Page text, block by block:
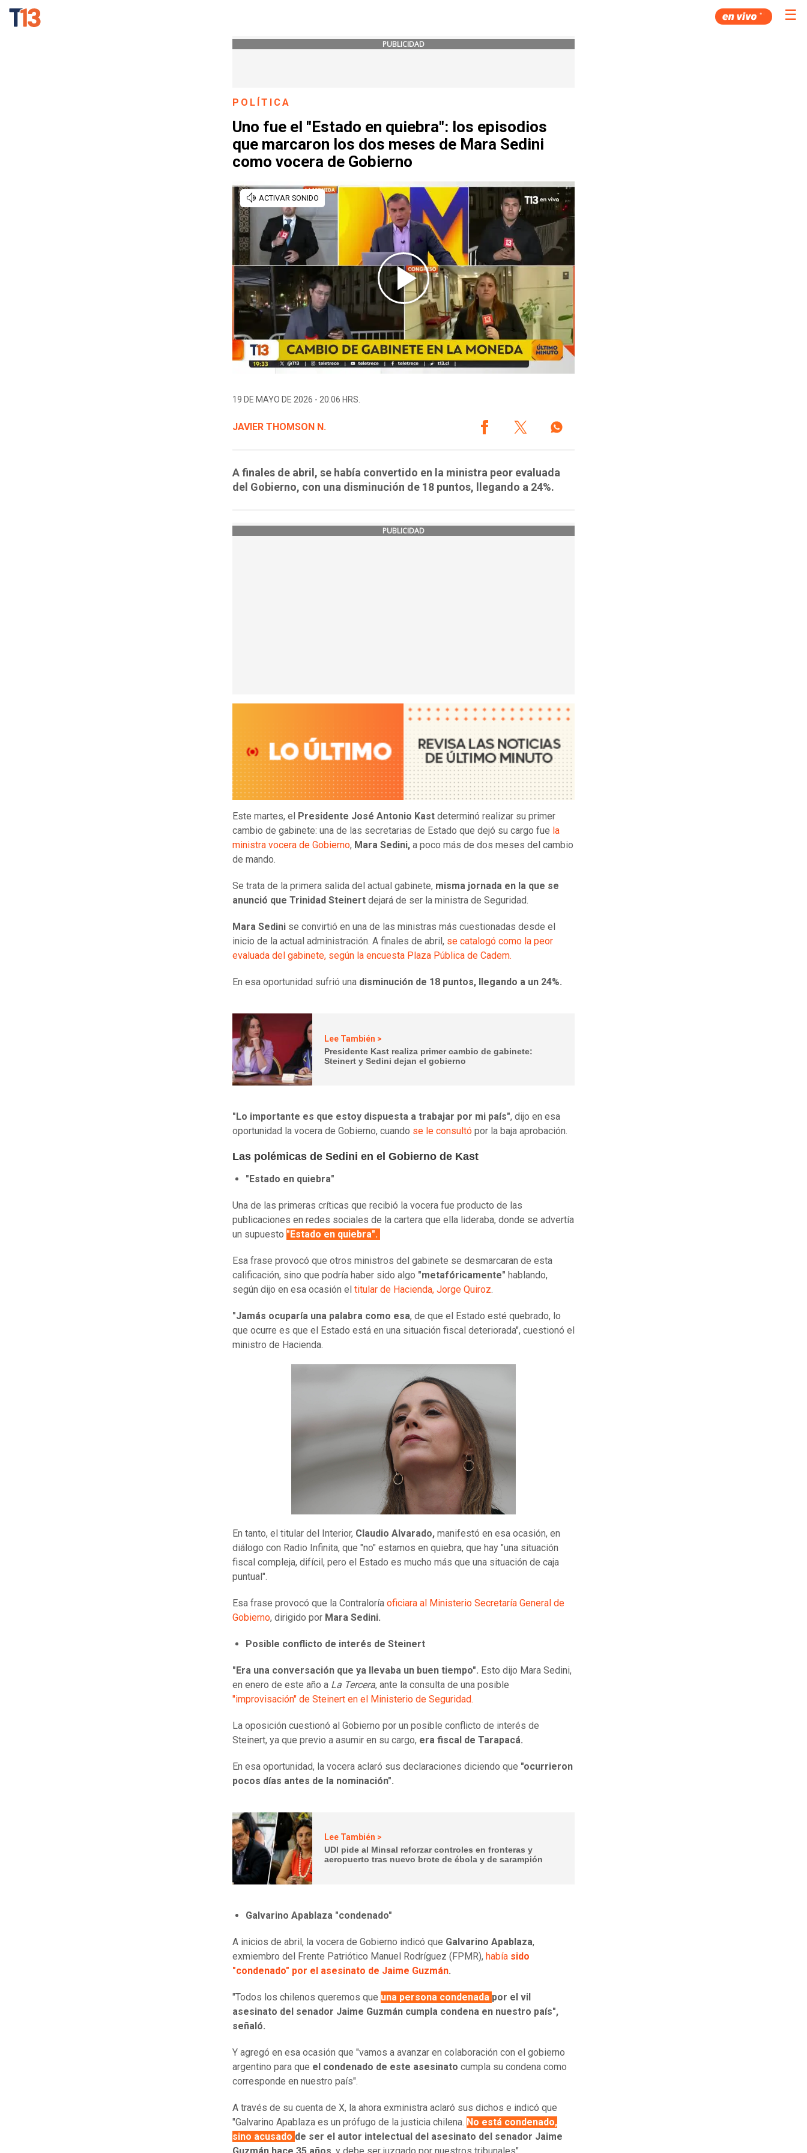
☰
PUBLICIDAD
POLÍTICA
Uno fue el "Estado en quiebra": los episodios
que marcaron los dos meses de Mara Sedini
como vocera de Gobierno
19 DE MAYO DE 2026 - 20:06 HRS.
JAVIER THOMSON N.
A finales de abril, se había convertido en la ministra peor evaluada
del Gobierno, con una disminución de 18 puntos, llegando a 24%.
PUBLICIDAD
Este martes, el Presidente José Antonio Kast determinó realizar su primer
cambio de gabinete: una de las secretarias de Estado que dejó su cargo fue la
ministra vocera de Gobierno, Mara Sedini, a poco más de dos meses del cambio
de mando.
Se trata de la primera salida del actual gabinete, misma jornada en la que se
anunció que Trinidad Steinert dejará de ser la ministra de Seguridad.
Mara Sedini se convirtió en una de las ministras más cuestionadas desde el
inicio de la actual administración. A finales de abril, se catalogó como la peor
evaluada del gabinete, según la encuesta Plaza Pública de Cadem.
En esa oportunidad sufrió una disminución de 18 puntos, llegando a un 24%.
Lee También >
Presidente Kast realiza primer cambio de gabinete:
Steinert y Sedini dejan el gobierno
"Lo importante es que estoy dispuesta a trabajar por mi país", dijo en esa
oportunidad la vocera de Gobierno, cuando se le consultó por la baja aprobación.
Las polémicas de Sedini en el Gobierno de Kast
"Estado en quiebra"
Una de las primeras críticas que recibió la vocera fue producto de las
publicaciones en redes sociales de la cartera que ella lideraba, donde se advertía
un supuesto "Estado en quiebra".
Esa frase provocó que otros ministros del gabinete se desmarcaran de esta
calificación, sino que podría haber sido algo "metafóricamente" hablando,
según dijo en esa ocasión el titular de Hacienda, Jorge Quiroz.
"Jamás ocuparía una palabra como esa, de que el Estado esté quebrado, lo
que ocurre es que el Estado está en una situación fiscal deteriorada", cuestionó el
ministro de Hacienda.
En tanto, el titular del Interior, Claudio Alvarado, manifestó en esa ocasión, en
diálogo con Radio Infinita, que "no" estamos en quiebra, que hay "una situación
fiscal compleja, difícil, pero el Estado es mucho más que una situación de caja
puntual".
Esa frase provocó que la Contraloría oficiara al Ministerio Secretaría General de
Gobierno, dirigido por Mara Sedini.
Posible conflicto de interés de Steinert
"Era una conversación que ya llevaba un buen tiempo". Esto dijo Mara Sedini,
en enero de este año a La Tercera, ante la consulta de una posible
"improvisación" de Steinert en el Ministerio de Seguridad.
La oposición cuestionó al Gobierno por un posible conflicto de interés de
Steinert, ya que previo a asumir en su cargo, era fiscal de Tarapacá.
En esa oportunidad, la vocera aclaró sus declaraciones diciendo que "ocurrieron
pocos días antes de la nominación".
Lee También >
UDI pide al Minsal reforzar controles en fronteras y
aeropuerto tras nuevo brote de ébola y de sarampión
Galvarino Apablaza "condenado"
A inicios de abril, la vocera de Gobierno indicó que Galvarino Apablaza,
exmiembro del Frente Patriótico Manuel Rodríguez (FPMR), había sido
"condenado" por el asesinato de Jaime Guzmán.
"Todos los chilenos queremos que una persona condenada por el vil
asesinato del senador Jaime Guzmán cumpla condena en nuestro país",
señaló.
Y agregó en esa ocasión que "vamos a avanzar en colaboración con el gobierno
argentino para que el condenado de este asesinato cumpla su condena como
corresponde en nuestro país".
A través de su cuenta de X, la ahora exministra aclaró sus dichos e indicó que
"Galvarino Apablaza es un prófugo de la justicia chilena. No está condenado,
sino acusado de ser el autor intelectual del asesinato del senador Jaime